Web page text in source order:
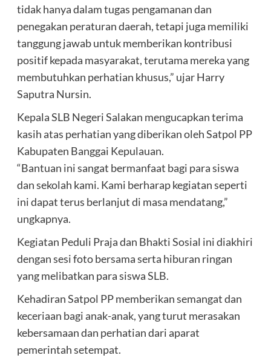
tidak hanya dalam tugas pengamanan dan
penegakan peraturan daerah, tetapi juga memiliki
tanggung jawab untuk memberikan kontribusi
positif kepada masyarakat, terutama mereka yang
membutuhkan perhatian khusus,” ujar Harry
Saputra Nursin.
Kepala SLB Negeri Salakan mengucapkan terima
kasih atas perhatian yang diberikan oleh Satpol PP
Kabupaten Banggai Kepulauan.
“Bantuan ini sangat bermanfaat bagi para siswa
dan sekolah kami. Kami berharap kegiatan seperti
ini dapat terus berlanjut di masa mendatang,”
ungkapnya.
Kegiatan Peduli Praja dan Bhakti Sosial ini diakhiri
dengan sesi foto bersama serta hiburan ringan
yang melibatkan para siswa SLB.
Kehadiran Satpol PP memberikan semangat dan
keceriaan bagi anak-anak, yang turut merasakan
kebersamaan dan perhatian dari aparat
pemerintah setempat.